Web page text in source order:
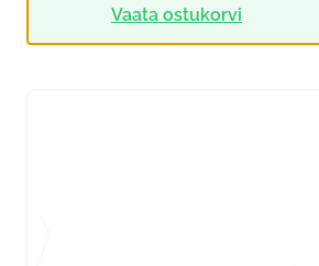
Vaata ostukorvi